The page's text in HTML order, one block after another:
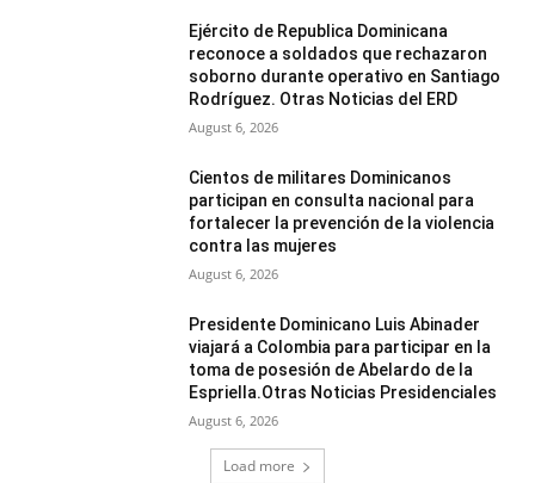
Ejército de Republica Dominicana
reconoce a soldados que rechazaron
soborno durante operativo en Santiago
Rodríguez. Otras Noticias del ERD
August 6, 2026
Cientos de militares Dominicanos
participan en consulta nacional para
fortalecer la prevención de la violencia
contra las mujeres
August 6, 2026
Presidente Dominicano Luis Abinader
viajará a Colombia para participar en la
toma de posesión de Abelardo de la
Espriella.Otras Noticias Presidenciales
August 6, 2026
Load more